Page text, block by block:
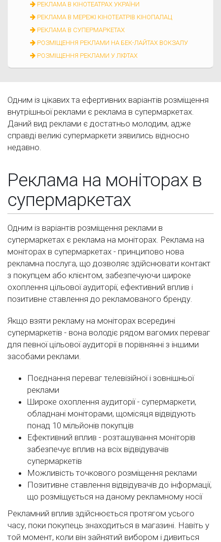
РЕКЛАМА В КІНОТЕАТРАХ УКРАЇНИ
РЕКЛАМА В МЕРЕЖІ КІНОТЕАТРІВ КІНОПАЛАЦ
РЕКЛАМА В СУПЕРМАРКЕТАХ
РОЗМІЩЕННЯ РЕКЛАМИ НА БЕК-ЛАЙТАХ ВОКЗАЛУ
РОЗМІЩЕННЯ РЕКЛАМИ У ЛІФТАХ
Одним із цікавих та ефертивних варіантів розміщення
внутрішньої реклами є реклама в супермаркетах.
Даний вид реклами є достатньо молодим, адже
справді великі супермаркети зявились відносно
недавно.
Реклама на моніторах в
супермаркетах
Одним із варіантів розміщення реклами в
супермаркетах є реклама на моніторах. Реклама на
моніторах в супермаркетах - принципово нова
рекламна послуга, що дозволяє здійснювати контакт
з покупцем або клієнтом, забезпечуючи широке
охоплення цільової аудиторії, ефективний вплив і
позитивне ставлення до рекламованого бренду.
Якщо взяти рекламу на моніторах всередині
супермаркетів - вона володіє рядом вагомих переваг
для певної цільової аудиторії в порівнянні з іншими
засобами реклами.
Поєднання переваг телевізійної і зовнішньої
реклами
Широке охоплення аудиторії - супермаркети,
обладнані моніторами, щомісяця відвідують
понад 10 мільйонів покупців
Ефективний вплив - розташування моніторів
забезпечує вплив на всіх відвідувачів
супермаркетів
Можливість точкового розміщення реклами
Позитивне ставлення відвідувачів до інформації,
що розміщується на даному рекламному носії
Рекламний вплив здійснюється протягом усього
часу, поки покупець знаходиться в магазині. Навіть у
той момент, коли він зайнятий вибором і дивиться